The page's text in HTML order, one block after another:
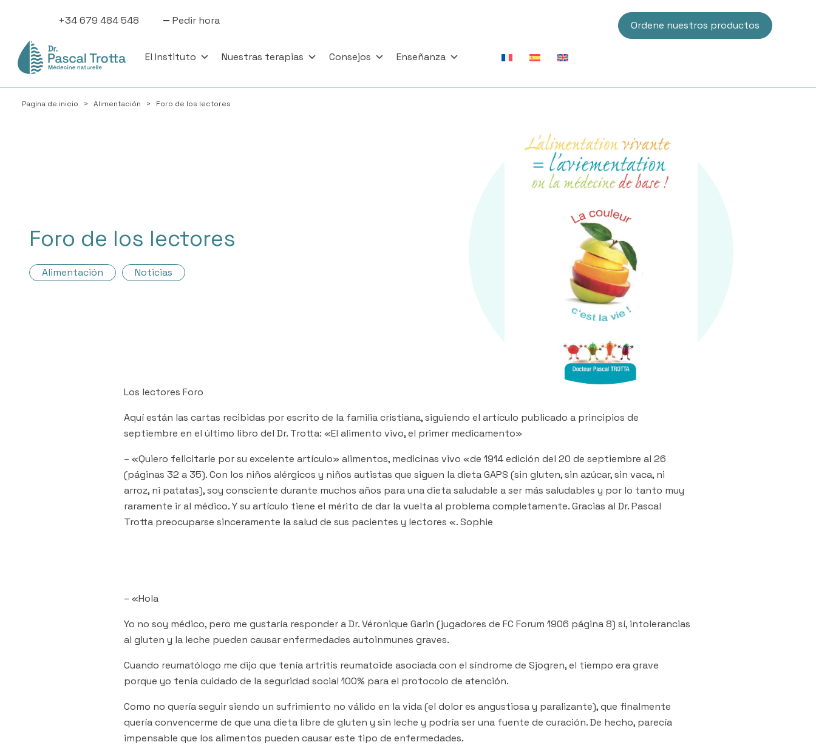
+34 679 484 548 Pedir hora Ordene nuestros productos
El Instituto Nuestras terapias Consejos Enseñanza
Pagina de inicio > Alimentación > Foro de los lectores
Foro de los lectores
Alimentación Noticias
Los lectores Foro
Aquí están las cartas recibidas por escrito de la familia cristiana, siguiendo el artículo publicado a principios de
septiembre en el último libro del Dr. Trotta: «El alimento vivo, el primer medicamento»
– «Quiero felicitarle por su excelente artículo» alimentos, medicinas vivo «de 1914 edición del 20 de septiembre al 26
(páginas 32 a 35). Con los niños alérgicos y niños autistas que siguen la dieta GAPS (sin gluten, sin azúcar, sin vaca, ni
arroz, ni patatas), soy consciente durante muchos años para una dieta saludable a ser más saludables y por lo tanto muy
raramente ir al médico. Y su artículo tiene el mérito de dar la vuelta al problema completamente. Gracias al Dr. Pascal
Trotta preocuparse sinceramente la salud de sus pacientes y lectores «. Sophie
– «Hola
Yo no soy médico, pero me gustaría responder a Dr. Véronique Garin (jugadores de FC Forum 1906 página 8) sí, intolerancias
al gluten y la leche pueden causar enfermedades autoinmunes graves.
Cuando reumatólogo me dijo que tenía artritis reumatoide asociada con el síndrome de Sjogren, el tiempo era grave
porque yo tenía cuidado de la seguridad social 100% para el protocolo de atención.
Como no quería seguir siendo un sufrimiento no válido en la vida (el dolor es angustiosa y paralizante), que finalmente
quería convencerme de que una dieta libre de gluten y sin leche y podría ser una fuente de curación. De hecho, parecía
impensable que los alimentos pueden causar este tipo de enfermedades.